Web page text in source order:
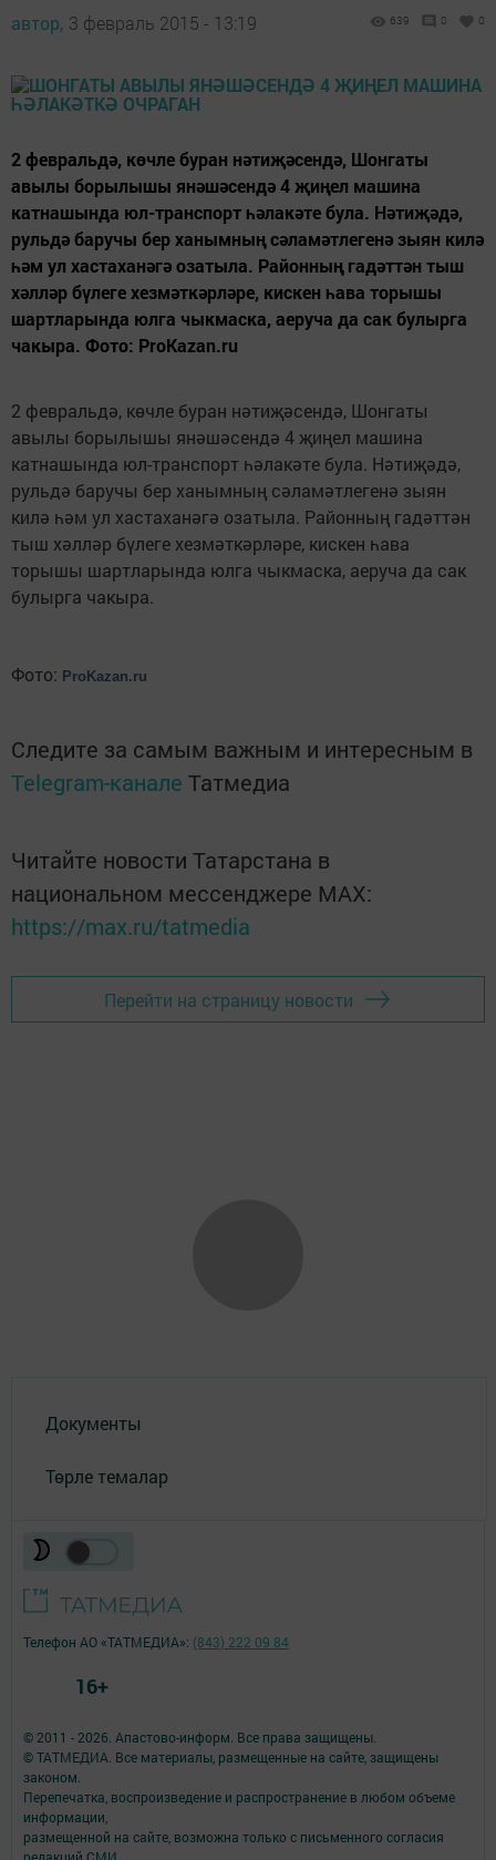
автор, 3 февраль 2015 - 13:19 639 0 0
2 февральдә, көчле буран нәтиҗәсендә, Шонгаты
авылы борылышы янәшәсендә 4 җиңел машина
катнашында юл-транспорт һәлакәте була. Нәтиҗәдә,
рульдә баручы бер ханымның сәламәтлегенә зыян килә
һәм ул хастаханәгә озатыла. Районның гадәттән тыш
хәлләр бүлеге хезмәткәрләре, кискен һава торышы
шартларында юлга чыкмаска, аеруча да сак булырга
чакыра. Фото: ProKazan.ru
2 февральдә, көчле буран нәтиҗәсендә, Шонгаты
авылы борылышы янәшәсендә 4 җиңел машина
катнашында юл-транспорт һәлакәте була. Нәтиҗәдә,
рульдә баручы бер ханымның сәламәтлегенә зыян
килә һәм ул хастаханәгә озатыла. Районның гадәттән
тыш хәлләр бүлеге хезмәткәрләре, кискен һава
торышы шартларында юлга чыкмаска, аеруча да сак
булырга чакыра.
Фото: ProKazan.ru
Следите за самым важным и интересным в
Telegram-канале Татмедиа
Читайте новости Татарстана в
национальном мессенджере MАХ:
https://max.ru/tatmedia
Перейти на страницу новости
Документы
Төрле темалар
© 2011 - 2026. Апастово-информ. Все права защищены.
© ТАТМЕДИА. Все материалы, размещенные на сайте, защищены
законом.
Перепечатка, воспроизведение и распространение в любом объеме
информации,
размещенной на сайте, возможна только с письменного согласия
Телефон АО «ТАТМЕДИА»: (843) 222 09 84
16+